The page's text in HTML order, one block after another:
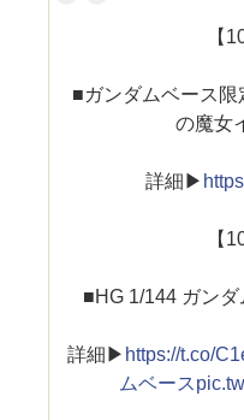
【
■ガンダムベース限
の魔女
詳細▶
【
■HG 1/144 ガン
詳細▶ https://t.co/
ムベース